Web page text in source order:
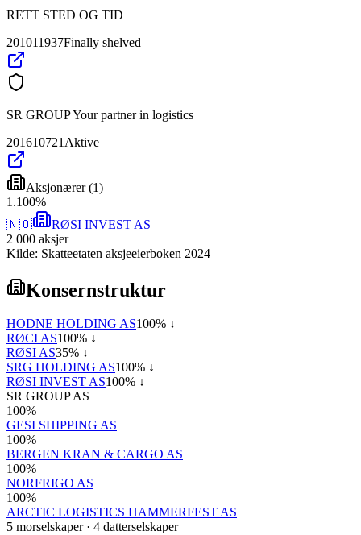
RETT STED OG TID
201011937Finally shelved
SR GROUP Your partner in logistics
201610721 Aktive
Aksjonærer(1)
1 .100%
🇳🇴
RØSI INVEST AS
2 000 aksjer
Kilde: Skatteetaten aksjeeierboken 2024
Konsernstruktur
HODNE HOLDING AS100% ↓
RØCI AS100% ↓
RØSI AS35% ↓
SRG HOLDING AS100% ↓
RØSI INVEST AS100% ↓
SR GROUP AS
100%
GESI SHIPPING AS
100%
BERGEN KRAN & CARGO AS
100%
NORFRIGO AS
100%
ARCTIC LOGISTICS HAMMERFEST AS
5 morselskaper· 4 datterselskaper